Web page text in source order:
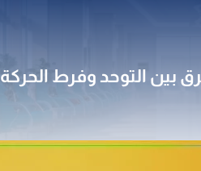
بين التوحد وفرط الحركة